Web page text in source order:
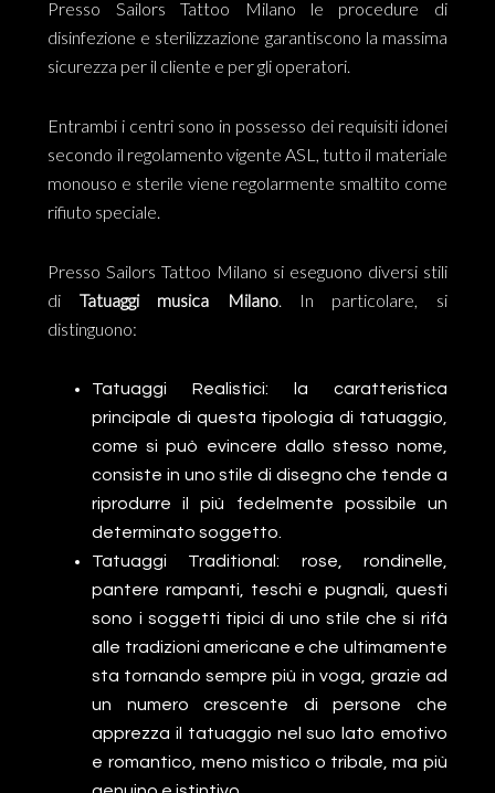
Presso Sailors Tattoo Milano le procedure di
disinfezione e sterilizzazione garantiscono la massima
sicurezza per il cliente e per gli operatori.
Entrambi i centri sono in possesso dei requisiti idonei
secondo il regolamento vigente ASL, tutto il materiale
monouso e sterile viene regolarmente smaltito come
rifiuto speciale.
Presso Sailors Tattoo Milano si eseguono diversi stili
di Tatuaggi musica Milano. In particolare, si
distinguono:
Tatuaggi Realistici: la caratteristica
principale di questa tipologia di tatuaggio,
come si può evincere dallo stesso nome,
consiste in uno stile di disegno che tende a
riprodurre il più fedelmente possibile un
determinato soggetto.
Tatuaggi Traditional: rose, rondinelle,
pantere rampanti, teschi e pugnali, questi
sono i soggetti tipici di uno stile che si rifà
alle tradizioni americane e che ultimamente
sta tornando sempre più in voga, grazie ad
un numero crescente di persone che
apprezza il tatuaggio nel suo lato emotivo
e romantico, meno mistico o tribale, ma più